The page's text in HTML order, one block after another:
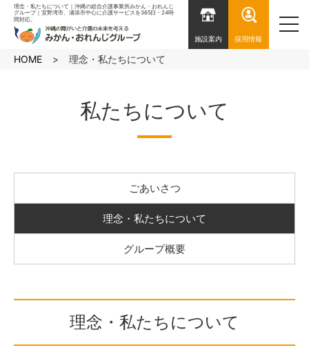
理念・私たちについて｜沖縄の総合介護事業所みかん・おれんじ
グループ｜宜野湾市、浦添市中心に介護サービスを365日・24時
間対応。
施設案内 採用情報
HOME 理念・私たちについて
私たちについて
ごあいさつ
理念・私たちについて
グループ概要
理念・私たちについて